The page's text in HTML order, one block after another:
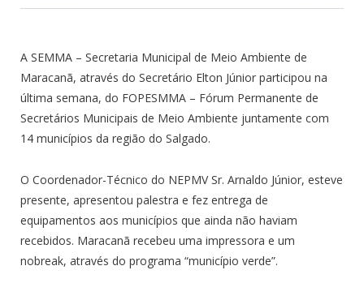
A SEMMA – Secretaria Municipal de Meio Ambiente de
Maracanã, através do Secretário Elton Júnior participou na
última semana, do FOPESMMA – Fórum Permanente de
Secretários Municipais de Meio Ambiente juntamente com
14 municípios da região do Salgado.
O Coordenador-Técnico do NEPMV Sr. Arnaldo Júnior, esteve
presente, apresentou palestra e fez entrega de
equipamentos aos municípios que ainda não haviam
recebidos. Maracanã recebeu uma impressora e um
nobreak, através do programa “município verde”.